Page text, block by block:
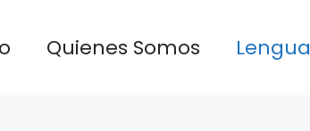
Quienes Somos Lengua